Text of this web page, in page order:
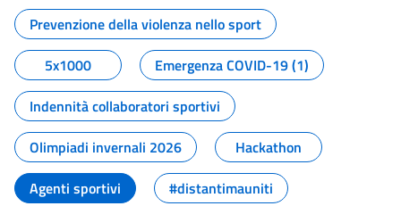
Tutti i contenuti della pagina
Prevenzione della violenza nello sport
5x1000
Emergenza COVID-19 (1)
Indennità collaboratori sportivi
Olimpiadi invernali 2026
Hackathon
Agenti sportivi
#distantimauniti